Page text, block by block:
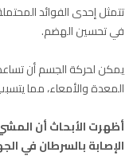
تتمثل إحدى الفوائد
في تحسين الهضم.
يمكن لحركة الجسم أن
المعدة والأمعاء، مما
الإصابة بالسرطان في